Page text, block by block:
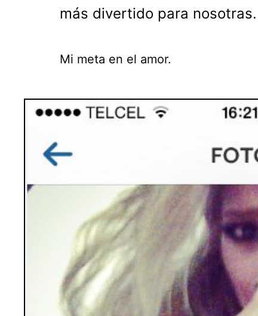
más divertido para nosotras.
Mi meta en el amor.